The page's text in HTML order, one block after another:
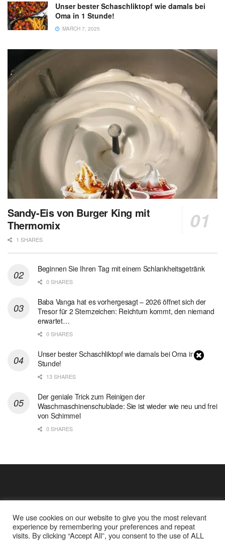
Unser bester Schaschliktopf wie damals bei
Oma in 1 Stunde!
MARCH 7, 2025
Sandy-Eis von Burger King mit
Thermomix
1 SHARES
Beginnen Sie Ihren Tag mit einem Schlankheitsgetränk
0 SHARES
Baba Vanga hat es vorhergesagt – 2026 öffnet sich der
Tresor für 2 Sternzeichen: Reichtum kommt, den niemand
erwartet…
0 SHARES
Unser bester Schaschliktopf wie damals bei Oma in 1
Stunde!
13 SHARES
Der geniale Trick zum Reinigen der
Waschmaschinenschublade: Sie ist wieder wie neu und frei
von Schimmel
0 SHARES
We use cookies on our website to give you the most relevant
experience by remembering your preferences and repeat
visits. By clicking “Accept All”, you consent to the use of ALL